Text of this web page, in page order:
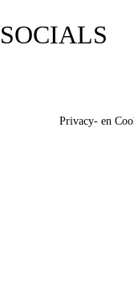
SOCIALS
Privacy- en